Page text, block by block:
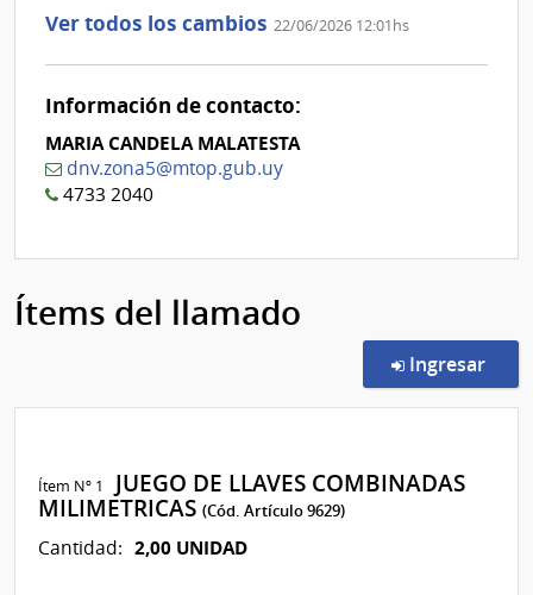
aclaración
0
Ver todos los cambios 22/06/2026 12:01hs
Información de contacto:
MARIA CANDELA MALATESTA
dnv.zona5@mtop.gub.uy
4733 2040
Ítems del llamado
Ingresar
Ítem Nº 1
JUEGO DE LLAVES COMBINADAS
MILIMETRICAS(Cód. Artículo 9629)
Cantidad: 2,00 UNIDAD